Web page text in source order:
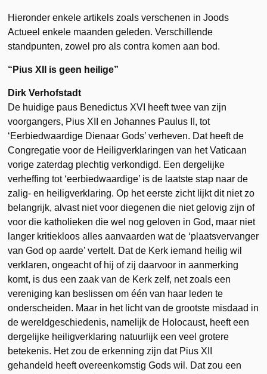
Hieronder enkele artikels zoals verschenen in Joods
Actueel enkele maanden geleden. Verschillende
standpunten, zowel pro als contra komen aan bod.
“Pius XII is geen heilige”
Dirk Verhofstadt
De huidige paus Benedictus XVI heeft twee van zijn
voorgangers, Pius XII en Johannes Paulus II, tot
‘Eerbiedwaardige Dienaar Gods’ verheven. Dat heeft de
Congregatie voor de Heiligverklaringen van het Vaticaan
vorige zaterdag plechtig verkondigd. Een dergelijke
verheffing tot ‘eerbiedwaardige’ is de laatste stap naar de
zalig- en heiligverklaring. Op het eerste zicht lijkt dit niet zo
belangrijk, alvast niet voor diegenen die niet gelovig zijn of
voor die katholieken die wel nog geloven in God, maar niet
langer kritiekloos alles aanvaarden wat de ‘plaatsvervanger
van God op aarde’ vertelt. Dat de Kerk iemand heilig wil
verklaren, ongeacht of hij of zij daarvoor in aanmerking
komt, is dus een zaak van de Kerk zelf, net zoals een
vereniging kan beslissen om één van haar leden te
onderscheiden. Maar in het licht van de grootste misdaad in
de wereldgeschiedenis, namelijk de Holocaust, heeft een
dergelijke heiligverklaring natuurlijk een veel grotere
betekenis. Het zou de erkenning zijn dat Pius XII
gehandeld heeft overeenkomstig Gods wil. Dat zou een